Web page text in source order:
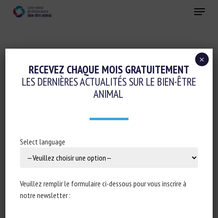
Menu
Conduite d'élevage et relations humain-animal
Evaluation du bien-être animal et Etiquetage
Initiatives en faveur du bien-être animal
Logement et Enrichissement
EURCAW RUMINANTS & EQUINES
RECEVEZ CHAQUE MOIS GRATUITEMENT
LES DERNIÈRES ACTUALITÉS SUR LE BIEN-ÊTRE
ANIMAL
Select language
Veuillez remplir le formulaire ci-dessous pour vous inscrire à
notre newsletter :
×